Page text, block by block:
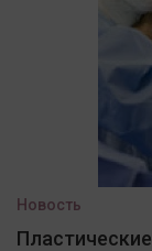
Новость